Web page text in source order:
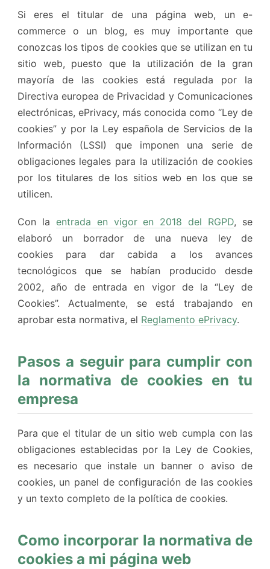
Si eres el titular de una página web, un e-
commerce o un blog, es muy importante que
conozcas los tipos de cookies que se utilizan en tu
sitio web, puesto que la utilización de la gran
mayoría de las cookies está regulada por la
Directiva europea de Privacidad y Comunicaciones
electrónicas, ePrivacy, más conocida como “Ley de
cookies” y por la Ley española de Servicios de la
Información (LSSI) que imponen una serie de
obligaciones legales para la utilización de cookies
por los titulares de los sitios web en los que se
utilicen.
Con la entrada en vigor en 2018 del RGPD, se
elaboró un borrador de una nueva ley de
cookies para dar cabida a los avances
tecnológicos que se habían producido desde
2002, año de entrada en vigor de la “Ley de
Cookies”. Actualmente, se está trabajando en
aprobar esta normativa, el Reglamento ePrivacy.
Pasos a seguir para cumplir con
la normativa de cookies en tu
empresa
Para que el titular de un sitio web cumpla con las
obligaciones establecidas por la Ley de Cookies,
es necesario que instale un banner o aviso de
cookies, un panel de configuración de las cookies
y un texto completo de la política de cookies.
Como incorporar la normativa de
cookies a mi página web